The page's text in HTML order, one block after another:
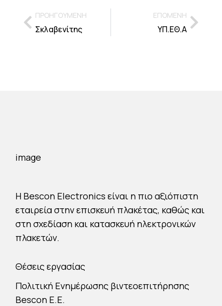
ΠΡΟΗΓΟΥΜΕΝΗ
Σκλαβενίτης
ΕΠΟΜΕΝΗ
ΥΠ.ΕΘ.Α
H Bescon Electronics είναι η πιο αξιόπιστη
εταιρεία στην επισκευή πλακέτας, καθώς και
στη σχεδίαση και κατασκευή ηλεκτρονικών
πλακετών.
Θέσεις εργασίας
Πολιτική Ενημέρωσης βιντεοεπιτήρησης
Bescon E.E.